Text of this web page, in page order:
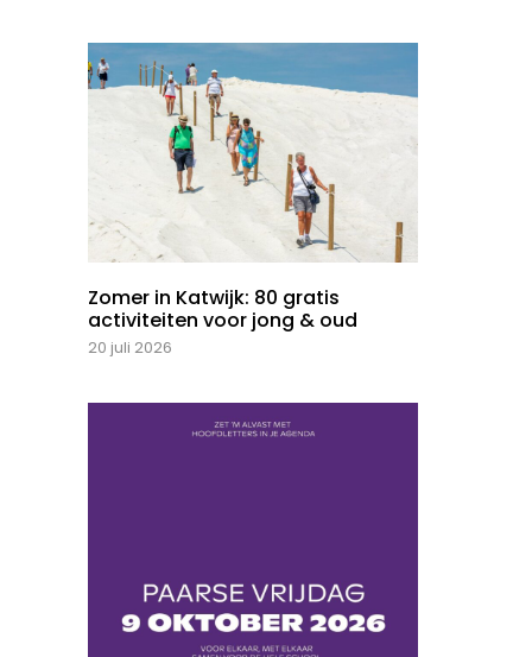
Zomer in Katwijk: 80 gratis
activiteiten voor jong & oud
20 juli 2026